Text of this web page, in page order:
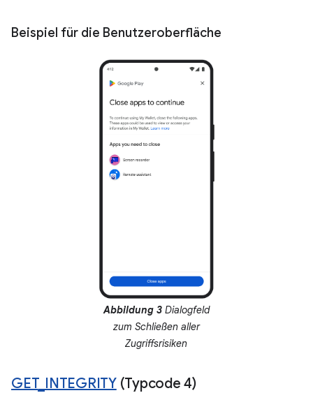
Beispiel für die Benutzeroberfläche
Abbildung 3Dialogfeld
zum Schließen aller
Zugriffsrisiken
GET_ INTEGRITY(Typcode 4)